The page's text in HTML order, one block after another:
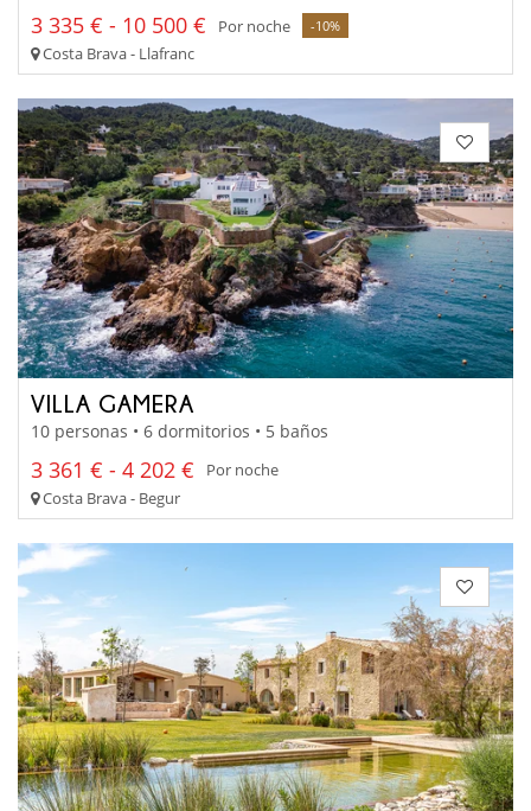
3 335 € - 10 500 € Por noche -10%
Costa Brava - Llafranc
VILLA GAMERA
10 personas • 6 dormitorios • 5 baños
3 361 € - 4 202 €
Por noche
Costa Brava - Begur